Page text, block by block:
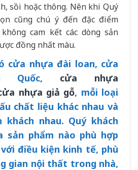
sồi hoặc thông. Nên khi Quý
cũng chú ý đến đặc điểm
cam kết các dòng sản
đồng nhất màu.
cửa nhựa đài loan, cửa
Quốc, cửa nhựa
nhựa giả gỗ, mỗi loại
chất liệu khác nhau và
khách nhau. Quý khách
sản phẩm nào phù hợp
điều kiện kinh tế, phù
gian nội thất trong nhà,